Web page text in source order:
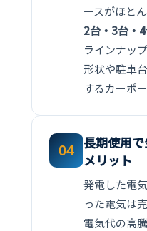
ースがほと
2台・3台・
ラインナッ
形状や駐車
するカーポ
04
長期使用
メリット
発電した電
った電気は
電気代の高